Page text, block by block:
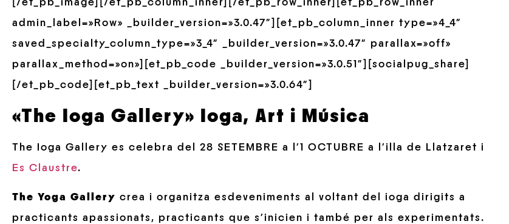
[/et_pb_image][/et_pb_column_inner][/et_pb_row_inner][et_pb_row_inner
admin_label=»Row» _builder_version=»3.0.47″][et_pb_column_inner type=»4_4″
saved_specialty_column_type=»3_4″ _builder_version=»3.0.47″ parallax=»off»
parallax_method=»on»][et_pb_code _builder_version=»3.0.51″][socialpug_share]
[/et_pb_code][et_pb_text _builder_version=»3.0.64″]
«The Ioga Gallery» Ioga, Art i Música
The Ioga Gallery es celebra del 28 SETEMBRE a l’1 OCTUBRE a l’illa de Llatzaret i
Es Claustre.
The Yoga Gallery crea i organitza esdeveniments al voltant del ioga dirigits a
practicants apassionats, practicants que s’inicien i també per als experimentats.